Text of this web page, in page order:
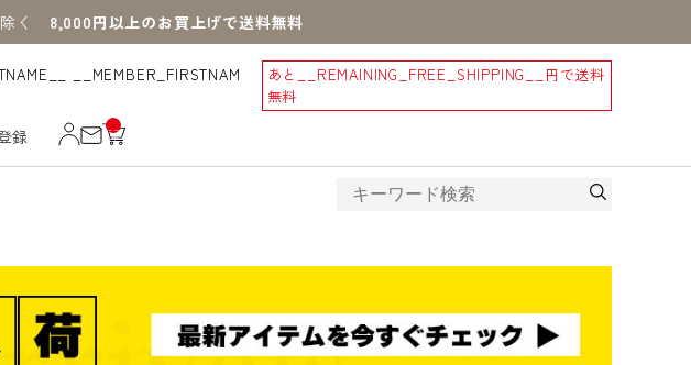
除く 8,000円以上のお買上げで送料無料
__MEMBER_FIRSTNAM
あと __REMAINING_FREE_SHIPPING__
円で送料
無料
録
__
IT
_C